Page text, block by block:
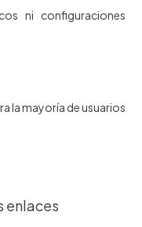
ni configuraciones
la mayoría de usuarios
enlaces